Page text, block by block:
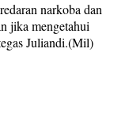
narkoba dan
jika mengetahui
Juliandi.(Mil)